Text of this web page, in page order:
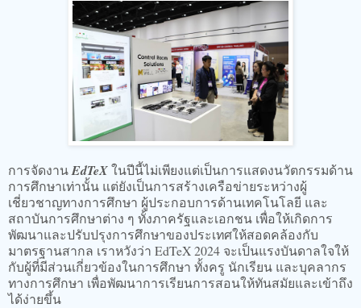
การจัดงานEdTeXในปีนี้ไม่เพียงแต่เป็นการแสดงนวัตกรรมด้าน
การศึกษาเท่านั้น แต่ยังเป็นการสร้างเครือข่ายระหว่างผู้
เชี่ยวชาญทางการศึกษา ผู้ประกอบการด้านเทคโนโลยี และ
สถาบันการศึกษาต่าง ๆ ทั้งภาครัฐและเอกชน เพื่อให้เกิดการ
พัฒนาและปรับปรุงการศึกษาของประเทศให้สอดคล้องกับ
มาตรฐานสากล เราหวังว่า EdTeX 2024 จะเป็นแรงบันดาลใจให้
กับผู้ที่มีส่วนเกี่ยวข้องในการศึกษา ทั้งครู นักเรียน และบุคลากร
ทางการศึกษา เพื่อพัฒนาการเรียนการสอนให้ทันสมัยและเข้าถึง
ได้ง่ายขึ้น